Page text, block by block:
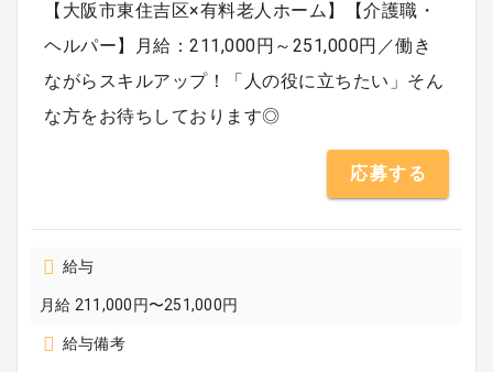
【大阪市東住吉区×有料老人ホーム】【介護職・
ヘルパー】月給：211,000円～251,000円／働き
ながらスキルアップ！「人の役に立ちたい」そん
な方をお待ちしております◎
応募する
給与
月給 211,000円〜251,000円
給与備考